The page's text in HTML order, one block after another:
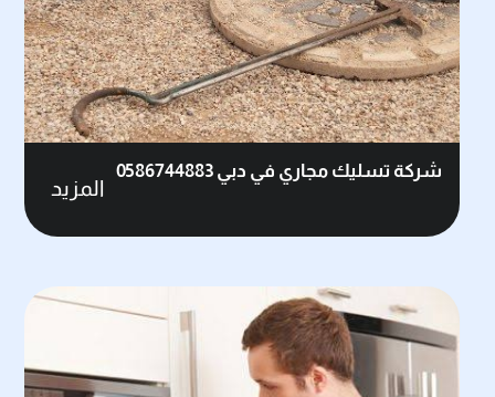
شركة تسليك مجاري في دبي 0586744883
المزيد